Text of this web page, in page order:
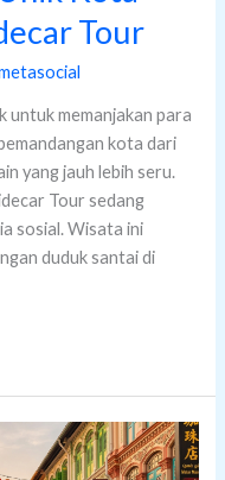
Tour
untuk memanjakan para
kota dari
yang jauh lebih seru.
Tour sedang
sosial. Wisata ini
duduk santai di